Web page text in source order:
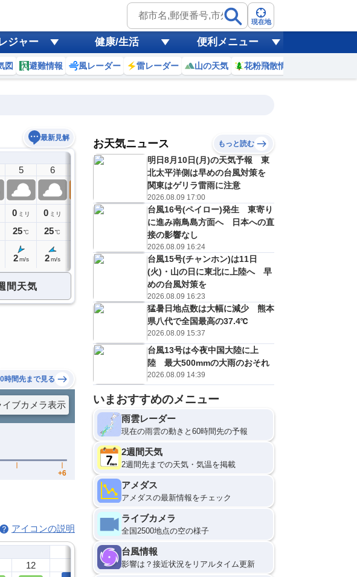
現在地
ジャー 健康/生活 便利メニュー
図 避難情報 風レーダー 雷レーダー 山の天気 花粉飛散情報
最新見解
5
0 ミリ
25℃
2 m/s
6
0 ミリ
25℃
2 m/s
9
ミリ
28℃
m/s
10
0 ミリ
29℃
1m/s
11
0ミリ
2m/s
12
0ミリ
3m/s
0ミリ
間天気
時間先まで見る
アイコンの説明
12
お天気ニュース もっと読む
明日8月10日(月)の天気予報 東
北太平洋側は早めの台風対策を
関東はゲリラ雷雨に注意
2026.08.09 17:00
台風16号(ペイロー)発生 東寄り
に進み南鳥島方面へ 日本への直
接の影響なし
2026.08.09 16:24
台風15号(チャンホン)は11日
(火)・山の日に東北に上陸へ 早
めの台風対策を
2026.08.09 16:23
猛暑日地点数は大幅に減少 熊本
県八代で全国最高の37.4℃
2026.08.09 15:37
台風13号は今夜中国大陸に上
陸 最大500mmの大雨のおそれ
2026.08.09 14:39
いまおすすめのメニュー
雨雲レーダー
現在の雨雲の動きと60時間先の予報
2週間天気
2週間先までの天気・気温を掲載
アメダス
アメダスの最新情報をチェック
ライブカメラ
全国2500地点の空の様子
台風情報
影響は？接近状況をリアルタイム更新